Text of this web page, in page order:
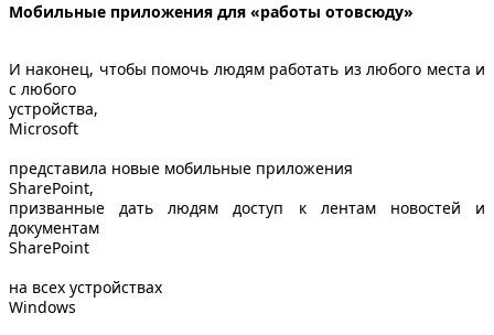
Мобильные приложения для «работы отовсюду»
И наконец, чтобы помочь людям работать из любого места и
с любого
устройства,
Microsoft
представила новые мобильные приложения
SharePoint,
призванные дать людям доступ к лентам новостей и
документам
SharePoint
на всех устройствах
Windows